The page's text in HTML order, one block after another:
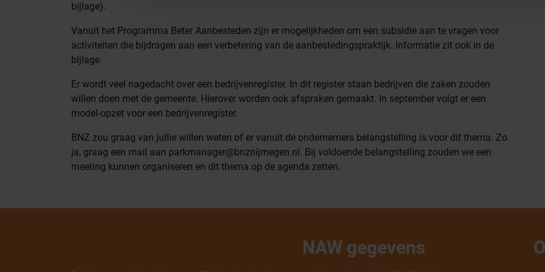
bijlage).
Vanuit het Programma Beter Aanbesteden zijn er mogelijkheden om een subsidie aan te vragen voor
activiteiten die bijdragen aan een verbetering van de aanbestedingspraktijk. Informatie zit ook in de
bijlage.
Er wordt veel nagedacht over een bedrijvenregister. In dit register staan bedrijven die zaken zouden
willen doen met de gemeente. Hierover worden ook afspraken gemaakt. In september volgt er een
model-opzet voor een bedrijvenregister.
BNZ zou graag van jullie willen weten of er vanuit de ondernemers belangstelling is voor dit thema. Zo
ja, graag een mail aan parkmanager@bnznijmegen.nl. Bij voldoende belangstelling zouden we een
meeting kunnen organiseren en dit thema op de agenda zetten.
NAW gegevens